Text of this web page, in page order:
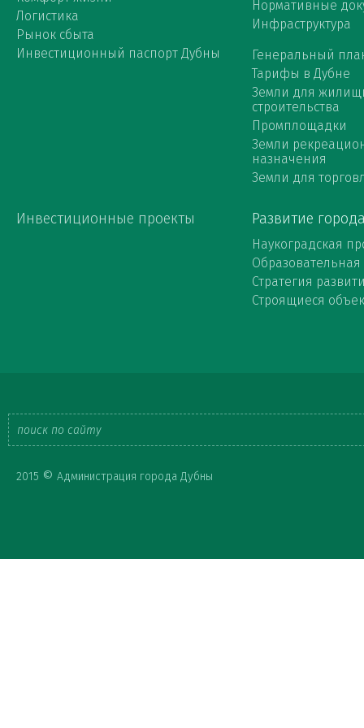
Логистика
Рынок сбыта
Инвестиционный паспорт Дубны
Нормативные
Инфраструктура
Генеральный
Тарифы в Дубне
Земли для
строительства
Промплощадки
Земли
назначения
Земли для
Инвестиционные проекты Развитие
Наукоградская
Стратегия
Строящиеся
2015 © Администрация города Дубны